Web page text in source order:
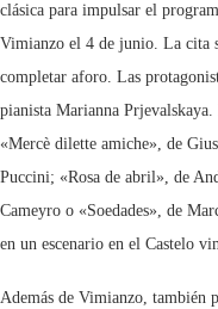
clásica para impulsar el
Vimianzo el 4 de junio. La cita
completar aforo. Las
pianista Marianna
«Mercè dilette amiche», de
Puccini; «Rosa de abril», de
Cameyro o «Soedades», de
en un escenario en el Castelo
Además de Vimianzo, también